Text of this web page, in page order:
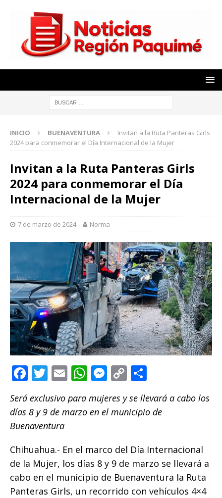
INICIO BUENAVENTURA
Invitan a la Ruta Panteras Girls
2024 para conmemorar el Día Internacional de la Mujer
Invitan a la Ruta Panteras Girls
2024 para conmemorar el Día
Internacional de la Mujer
7 de marzo de 2024 Norma
F
c
e
b
o
o
k
T
it
te
r
E
ai
l
W
at
s
p
p
M
ss
e
g
e
r
C
p
y
n
k
m
p
ti
r
Será exclusivo para mujeres y se llevará a cabo los
días 8 y 9 de marzo en el municipio de
Buenaventura
Chihuahua.- En el marco del Día Internacional
de la Mujer, los días 8 y 9 de marzo se llevará a
cabo en el municipio de Buenaventura la Ruta
Panteras Girls, un recorrido con vehículos 4×4